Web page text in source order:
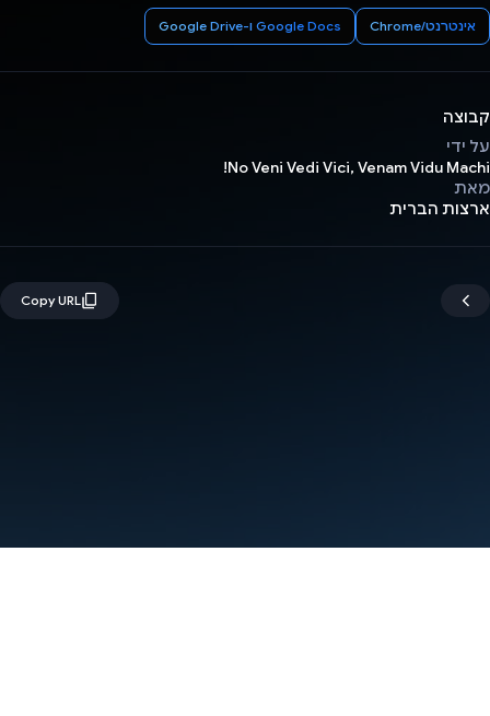
אינטרנט/Chrome Google Docs ו-Google Drive
קבוצה
על ידי
No Veni Vedi Vici, Venam Vidu Machi!
מאת
ארצות הברית